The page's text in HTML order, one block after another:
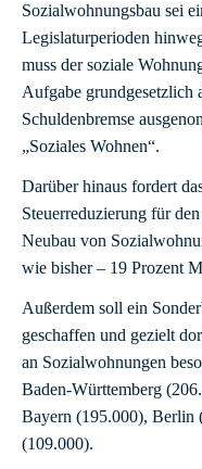
Sozialwohnungsbau sei
Legislaturperioden
muss der soziale
Aufgabe grundgesetzlich
Schuldenbremse
„Soziales Wohnen“.
Darüber hinaus fordert
Steuerreduzierung für
Neubau von
wie bisher – 19 Prozent
Außerdem soll ein
geschaffen und gezielt
an Sozialwohnungen
Baden-Württemberg
Bayern (195.000), Berlin
(109.000).